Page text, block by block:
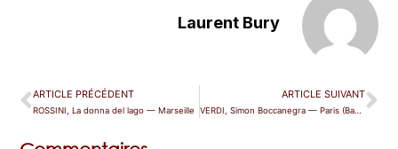
Laurent Bury
ARTICLE PRÉCÉDENT
ROSSINI, La donna del lago — Marseille
ARTICLE SUIVANT
VERDI, Simon Boccanegra — Paris (Bastille)